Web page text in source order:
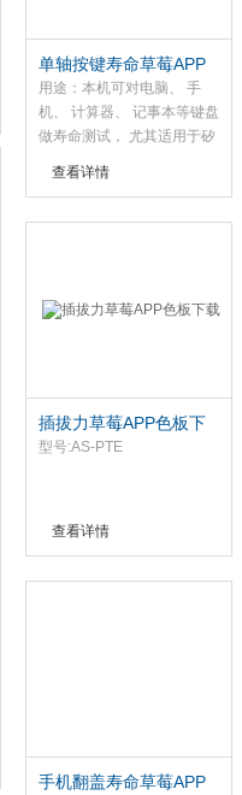
单轴按键寿命草莓APP
色板下载
用途：本机可对电脑、 手
机、 计算器、 记事本等键盘
做寿命测试， 尤其适用于矽
查看详情
插拔力草莓APP色板下
载
型号:AS-PTE
查看详情
手机翻盖寿命草莓APP